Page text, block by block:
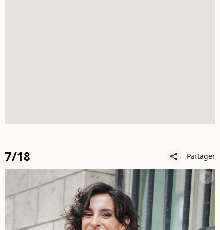
7/18 share Partager